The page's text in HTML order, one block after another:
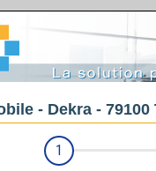
- Dekra - 79100